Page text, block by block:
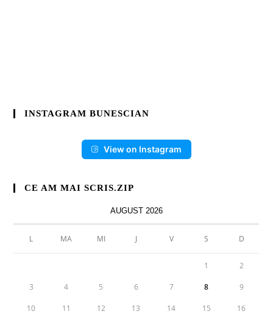
INSTAGRAM BUNESCIAN
View on Instagram
CE AM MAI SCRIS.ZIP
AUGUST 2026
L MA MI J V S D
1 2
3 4 5 6 7 8 9
10 11 12 13 14 15 16